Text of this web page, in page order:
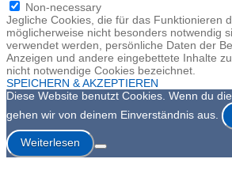
Non-necessary
Jegliche Cookies, die für das Funktionieren
möglicherweise nicht besonders notwendig
verwendet werden, persönliche Daten der
Anzeigen und andere eingebettete Inhalte
nicht notwendige Cookies bezeichnet.
SPEICHERN & AKZEPTIEREN
Diese Website benutzt Cookies. Wenn du
gehen wir von deinem Einverständnis aus.
Weiterlesen